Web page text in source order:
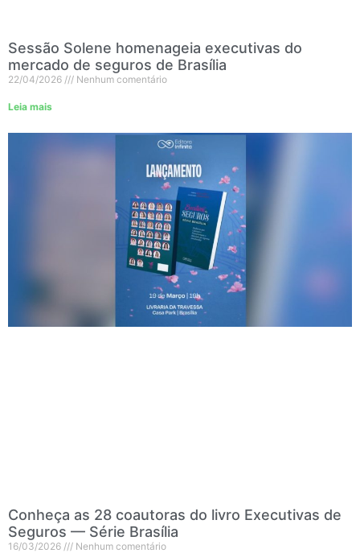
Sessão Solene homenageia executivas do
mercado de seguros de Brasília
22/04/2026 Nenhum comentário
Leia mais
Conheça as 28 coautoras do livro Executivas de
Seguros — Série Brasília
16/03/2026 Nenhum comentário